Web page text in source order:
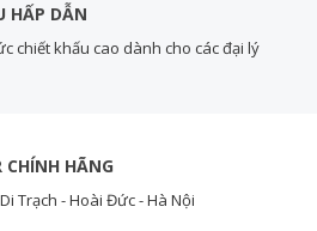
HẤP DẪN
chiết khấu cao dành cho các đại lý
CHÍNH HÃNG
Trạch - Hoài Đức - Hà Nội